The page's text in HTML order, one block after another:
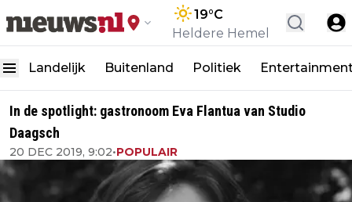
19°C
Heldere Hemel
Landelijk Buitenland Politiek
In de spotlight: gastronoom Eva Flantua van Studio
Daagsch
20 DEC 2019, 9:02•POPULAIR